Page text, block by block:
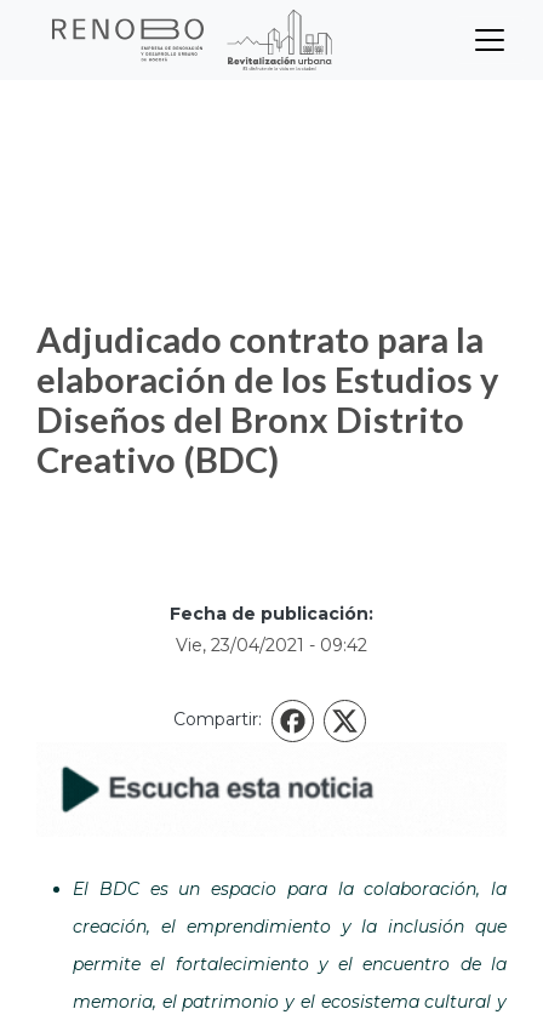
Sitio Web Empresa de
Noticias
Adjudicado contrato para la
elaboración de los Estudios y
Diseños del Bronx Distrito
Creativo (BDC)
Fecha de publicación:
Vie, 23/04/2021 - 09:42
Compartir: Facebook
X
El BDC es un espacio para la colaboración, la
creación, el emprendimiento y la inclusión que
permite el fortalecimiento y el encuentro de la
memoria, el patrimonio y el ecosistema cultural y